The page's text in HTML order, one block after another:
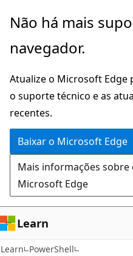
Pular
o
principal
Não há mais
navegador.
Atualize o Microsoft Edge
o suporte técnico e as
recentes.
Baixar o Microsoft Edge
Mais informações
Microsoft Edge
Learn
Learn PowerShell